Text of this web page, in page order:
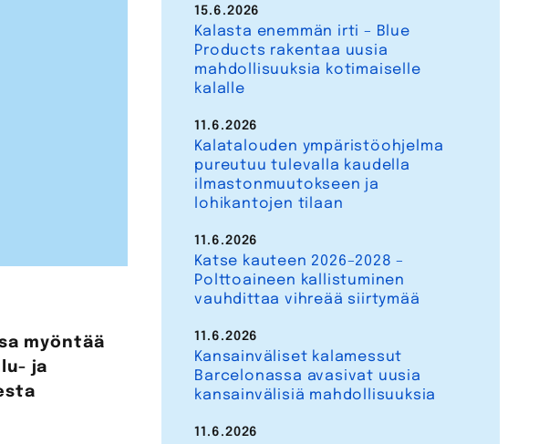
myöntää
ja
Kalasta enemmän irti – Blue
Products rakentaa uusia
mahdollisuuksia kotimaiselle
kalalle
15.6.2026
Kalatalouden ympäristöohjelma
pureutuu tulevalla kaudella
ilmastonmuutokseen ja
lohikantojen tilaan
11.6.2026
Katse kauteen 2026–2028 –
Polttoaineen kallistuminen
vauhdittaa vihreää siirtymää
11.6.2026
Kansainväliset kalamessut
Barcelonassa avasivat uusia
kansainvälisiä mahdollisuuksia
11.6.2026
11.6.2026